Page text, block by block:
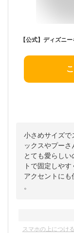
小さめサイズで
ックスやプー
とても愛らし
トで固定しや
アクセントに
。
スマホの上につけ